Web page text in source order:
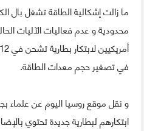
ما زالت إشكالية الطاقة تشغل
محدودية و عدم فعاليات الآليات
في تصغير حجم معدات الطاقة.
و نقل موقع روسيا اليوم عن علماء
ابتكارهم لبطارية جديدة تحتوي